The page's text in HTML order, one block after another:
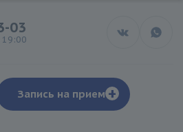
03
19:00
Запись на прием +